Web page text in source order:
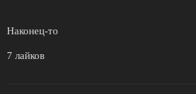
Наконец-то
7 лайков